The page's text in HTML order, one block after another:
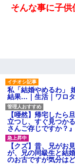
そんな事に子供
私「結婚やめるわ」
結果…｜生活｜ワロ
【唖然】帰宅したら
立つし、すぐ見つか
さんご存じですか？』
【クズ】昔、兄がお
が、兄の同級生と結
のお古ですが気分は